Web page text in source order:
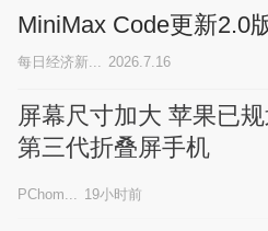
MiniMax Code更新2.0
每日经济新... 2026.7.16
屏幕尺寸加大 苹果已规
第三代折叠屏手机
PChom... 19小时前